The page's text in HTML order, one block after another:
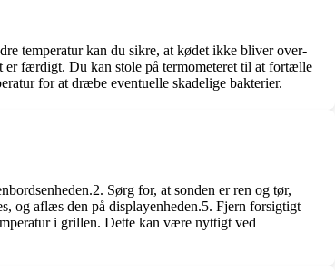
temperatur kan du sikre, at kødet ikke bliver over-
er færdigt. Du kan stole på termometeret til at fortælle
for at dræbe eventuelle skadelige bakterier.
Sørg for, at sonden er ren og tør,
og aflæs den på displayenheden.5. Fjern forsigtigt
i grillen. Dette kan være nyttigt ved